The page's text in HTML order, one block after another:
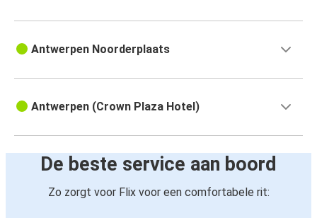
Antwerpen Noorderplaats
Antwerpen (Crown Plaza Hotel)
De beste service aan boord
Zo zorgt voor Flix voor een comfortabele rit: